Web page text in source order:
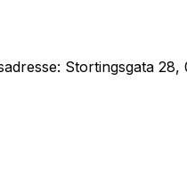
Stortingsgata 28,